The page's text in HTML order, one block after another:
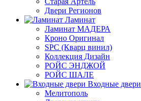
Двери Регионов
Ламинат
Ламинат МАДЕРА
Кроно Оригинал
SPC (Кварц винил)
Коллекция Дизайн
РОЙС ЭНДЖОЙ
РОЙС ШАЛЕ
Входные двери
Мелитополь